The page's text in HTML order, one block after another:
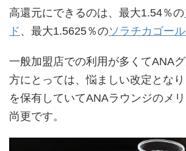
高還元にできるのは、最大1.54％の
ド 、最大1.5625％のソラチカゴー
一般加盟店での利用が多くてANA
方にとっては、悩ましい改定とな
を保有していてANAラウンジのメ
尚更です。